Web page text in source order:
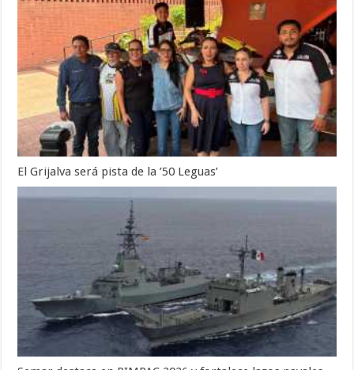
El Grijalva será pista de la ’50 Leguas’